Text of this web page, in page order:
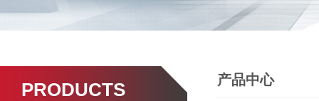
PRODUCTS 产品中心